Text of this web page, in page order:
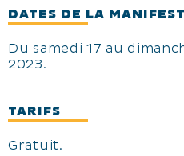
DATES DE LA
Du samedi 17 au
2023.
TARIFS
Gratuit.